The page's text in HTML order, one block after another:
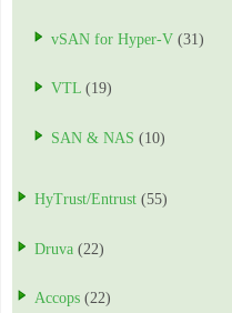
vSAN for Hyper-V (31)
VTL (19)
SAN & NAS (10)
HyTrust/Entrust (55)
Druva (22)
Accops (22)